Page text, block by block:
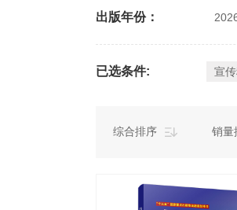
出版年份：
已选条件: 宣
综合排序 销量